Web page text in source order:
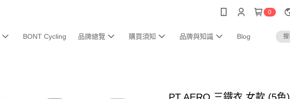
0
BONT Cycling 品牌總覽 購買須知 品牌與知識 Blog